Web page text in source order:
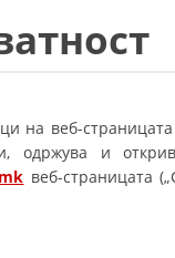
на веб-
одржува и
веб-страницата